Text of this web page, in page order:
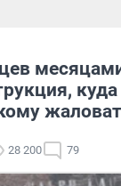
куда
28 200 79